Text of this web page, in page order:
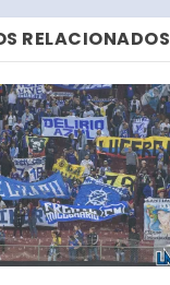
RELACIONADOS